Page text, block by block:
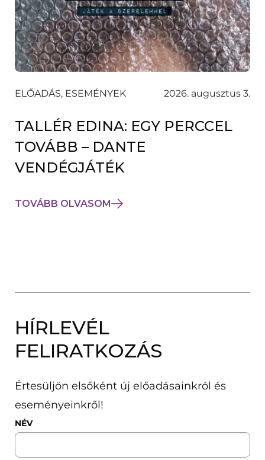
ELŐADÁS, ESEMÉNYEK 2026. augusztus 3.
TALLÉR EDINA: EGY PERCCEL
TOVÁBB – DANTE
VENDÉGJÁTÉK
TOVÁBB OLVASOM
HÍRLEVÉL
FELIRATKOZÁS
Értesüljön elsőként új előadásainkról és
eseményeinkről!
NÉV